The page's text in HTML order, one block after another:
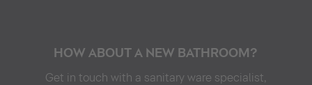
HOW ABOUT A NEW BATHROOM?
Get in touch with a sanitary ware specialist,